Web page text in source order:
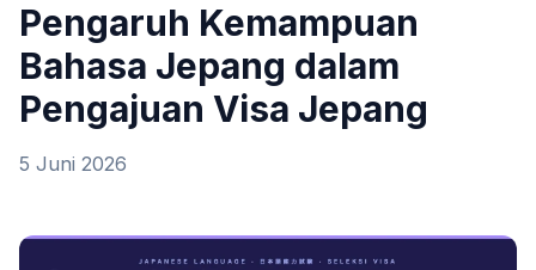
Pengaruh Kemampuan
Bahasa Jepang dalam
Pengajuan Visa Jepang
5 Juni 2026